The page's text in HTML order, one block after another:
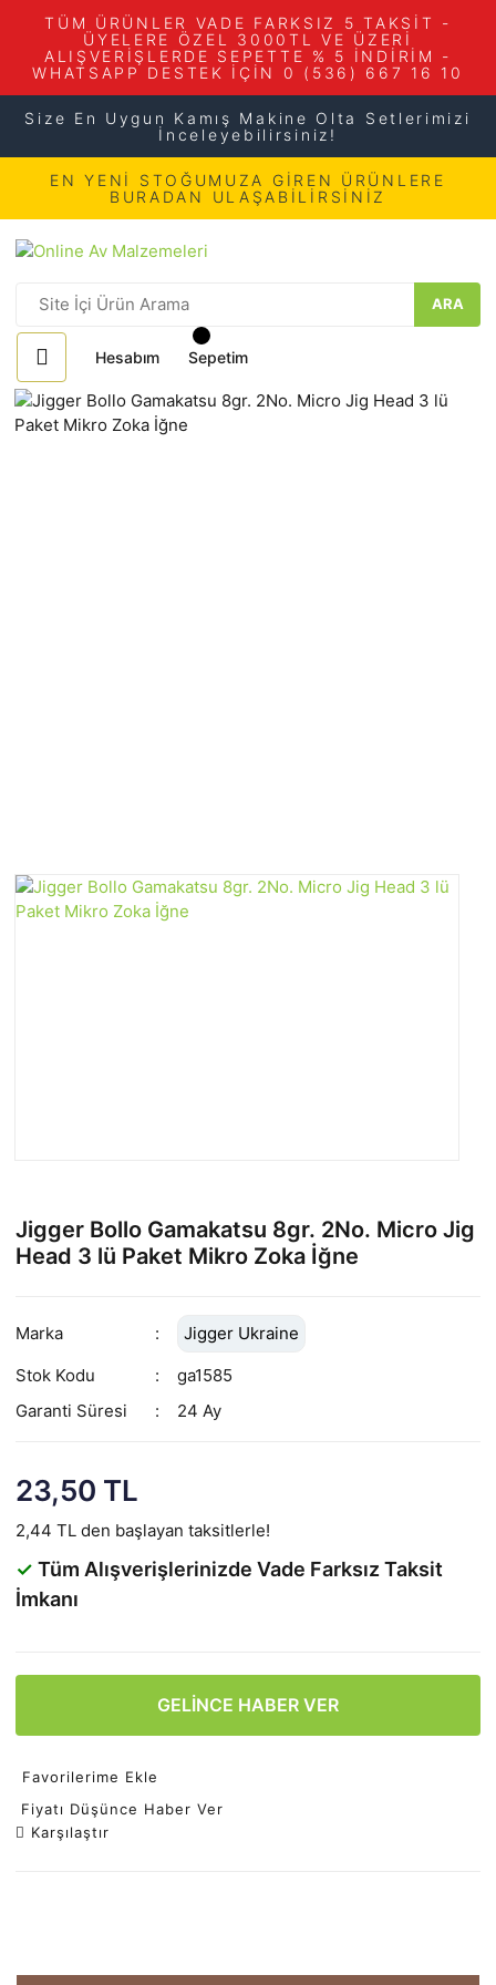
TÜM ÜRÜNLER VADE FARKSIZ 5 TAKSİT -
ÜYELERE ÖZEL 3000TL VE ÜZERİ
ALIŞVERİŞLERDE SEPETTE % 5 İNDİRİM -
WHATSAPP DESTEK İÇİN 0 (536) 667 16 10
Size En Uygun Kamış Makine Olta Setlerimizi
İnceleyebilirsiniz!
EN YENİ STOĞUMUZA GİREN ÜRÜNLERE
BURADAN ULAŞABİLİRSİNİZ
ARA
Hesabım Sepetim
Jigger Bollo Gamakatsu 8gr. 2No. Micro Jig
Head 3 lü Paket Mikro Zoka İğne
Marka
Jigger Ukraine
Stok Kodu
ga1585
Garanti Süresi
24 Ay
23,50 TL
2,44 TL den başlayan taksitlerle!
✓ Tüm Alışverişlerinizde Vade Farksız Taksit
İmkanı
GELİNCE HABER VER
Favorilerime Ekle
Fiyatı Düşünce Haber Ver
Karşılaştır